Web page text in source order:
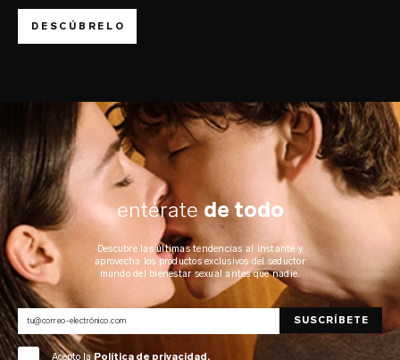
DESCÚBRELO
entératede todo
Descubre las últimas tendencias al instante y
aprovecha los productos exclusivos del seductor
mundo del bienestar sexual antes que nadie.
Acepto laPolítica de privacidad.